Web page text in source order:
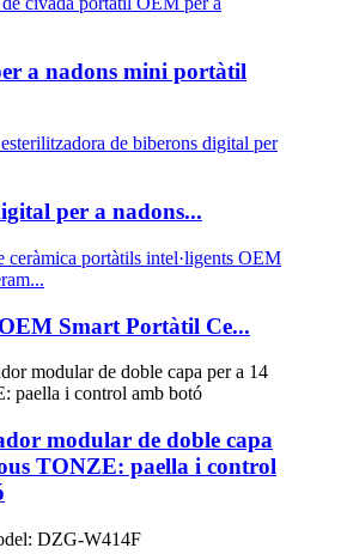
a nadons mini portàtil
per a nadons...
Smart Portàtil Ce...
modular de doble capa
TONZE: paella i control
DZG-W414F